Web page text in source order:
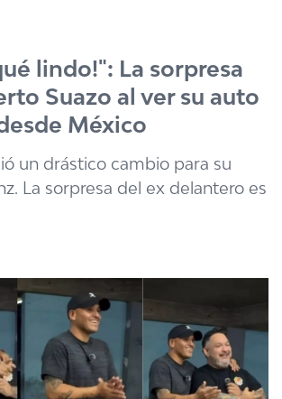
lindo!": La sorpresa
Suazo al ver su auto
México
un drástico cambio para su
La sorpresa del ex delantero es